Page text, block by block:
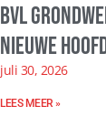
BVL
nieuwe
juli 30, 2026
LEES MEER »